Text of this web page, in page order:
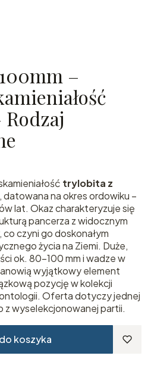
–
trylobita z
, datowana na okres ordowiku –
lat. Okaz charakteryzuje się
pancerza z widocznym
czyni go doskonałym
życia na Ziemi. Duże,
ok. 80–100 mm i wadze w
wyjątkowy element
pozycję w kolekcji
Oferta dotyczy jednej
z wyselekcjonowanej partii.
koszyka